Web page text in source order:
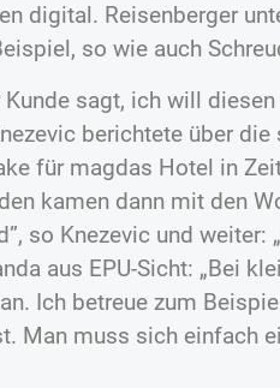
digital. Reisenberger
so wie auch
Kunde sagt, ich will
berichtete über
für magdas Hotel in
kamen dann mit den
so Knezevic und
aus EPU-Sicht: „Bei
Ich betreue zum
Man muss sich einfach